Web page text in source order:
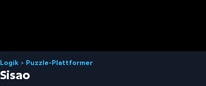
Logik > Puzzle-Plattformer
Sisao